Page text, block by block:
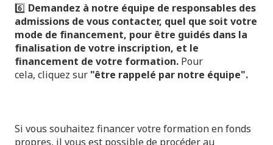
6️⃣ Demandez à notre équipe de responsables des
admissions de vous contacter, quel que soit votre
mode de financement, pour être guidés dans la
finalisation de votre inscription, et le
financement de votre formation. Pour
cela, cliquez sur "être rappelé par notre équipe".
Si vous souhaitez financer votre formation en fonds
propres, il vous est possible de procéder au